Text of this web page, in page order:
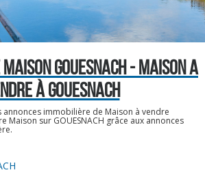
GOUESNACH - MAISON A
À GOUESNACH
annonces immobilière de Maison à vendre
Maison sur GOUESNACH grâce aux annonces